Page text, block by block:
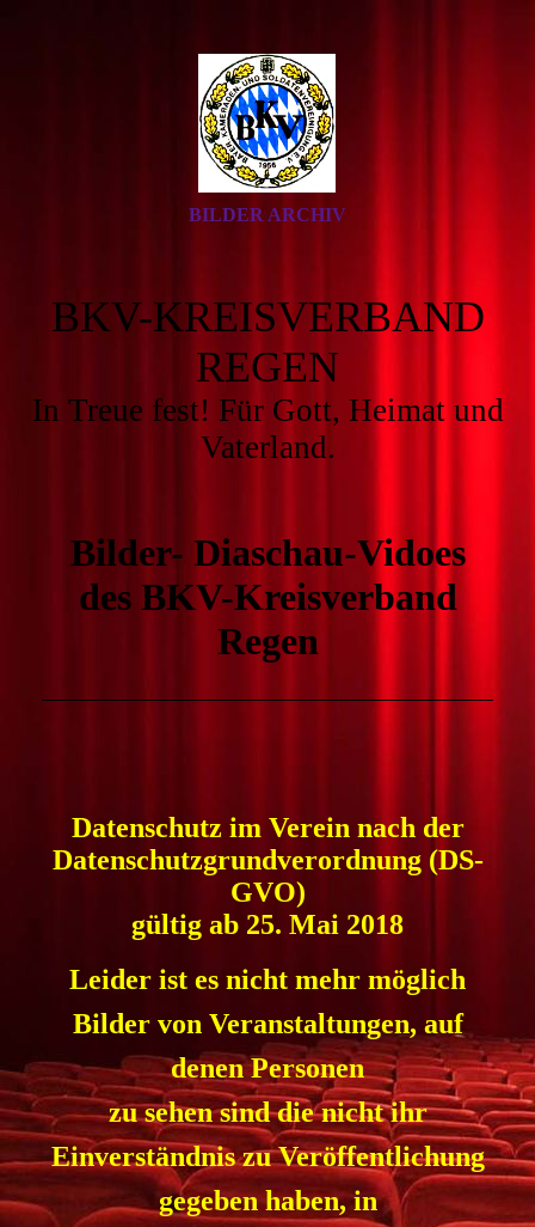
BILDER ARCHIV
BKV-KREISVERBAND
REGEN
In Treue fest! Für Gott, Heimat und
Vaterland.
Bilder- Diaschau-Vidoes
des BKV-Kreisverband
Regen
Datenschutz im Verein nach der
Datenschutzgrundverordnung (DS-
GVO)
gültig ab 25. Mai 2018
Leider ist es nicht mehr möglich
Bilder von Veranstaltungen, auf
denen Personen
zu sehen sind die nicht ihr
Einverständnis zu Veröffentlichung
gegeben haben, in